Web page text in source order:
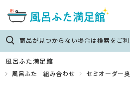
商品が見つからない場合は検索をご
風呂ふた満足館
風呂ふた 組み合わせ セミオーダー